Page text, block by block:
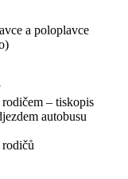
a poloplavce
– tiskopis
autobusu
rodičů